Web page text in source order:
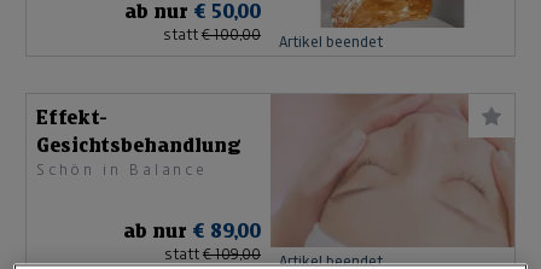
ab nur € 50,00
statt € 100,00 Artikel beendet
Effekt-
Gesichtsbehandlung
Schön in Balance
ab nur € 89,00
statt € 109,00 Artikel beendet